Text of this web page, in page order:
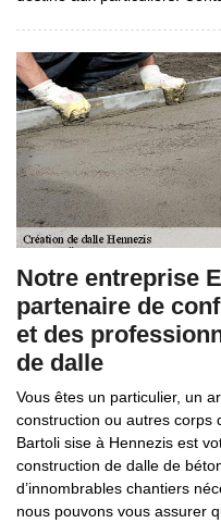
Notre entreprise
partenaire de
et des
de dalle
Vous êtes un particulier, un
construction ou autres corps
Bartoli sise à Hennezis est
construction de dalle de
d’innombrables chantiers
nous pouvons vous assurer